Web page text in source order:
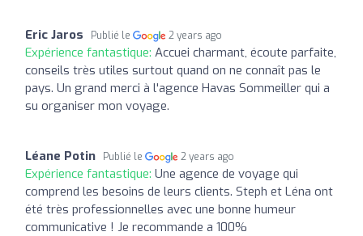
Eric Jaros Publié le 2 years ago
Expérience fantastique: Accuei charmant, écoute parfaite,
conseils très utiles surtout quand on ne connaît pas le
pays. Un grand merci à l'agence Havas Sommeiller qui a
su organiser mon voyage.
Léane Potin Publié le 2 years ago
Expérience fantastique: Une agence de voyage qui
comprend les besoins de leurs clients. Steph et Léna ont
été très professionnelles avec une bonne humeur
communicative ! Je recommande a 100%